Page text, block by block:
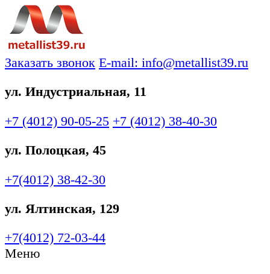
Заказать звонок E-mail: info@metallist39.ru
ул. Индустриальная, 11
+7 (4012) 90-05-25 +7 (4012) 38-40-30
ул. Полоцкая, 45
+7(4012) 38-42-30
ул. Ялтинская, 129
+7(4012) 72-03-44
Меню